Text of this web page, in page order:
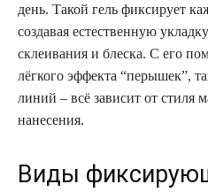
день. Такой гель фиксирует
создавая естественную
склеивания и блеска. С его
лёгкого эффекта “перышек”,
линий – всё зависит от стиля
нанесения.
Виды